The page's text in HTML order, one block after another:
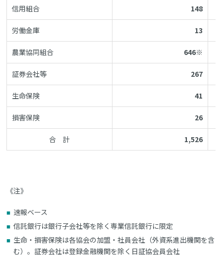
信用組合 148
労働金庫 13
農業協同組合 646※
証券会社等 267
生命保険 41
損害保険 26
合 計 1,526
《注》
速報ベース
信託銀行は銀行子会社等を除く専業信託銀行に限定
生命・損害保険は各協会の加盟・社員会社（外資系進出機関を含
む）。証券会社は登録金融機関を除く日証協会員会社